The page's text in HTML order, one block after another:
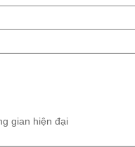
gian hiện đại